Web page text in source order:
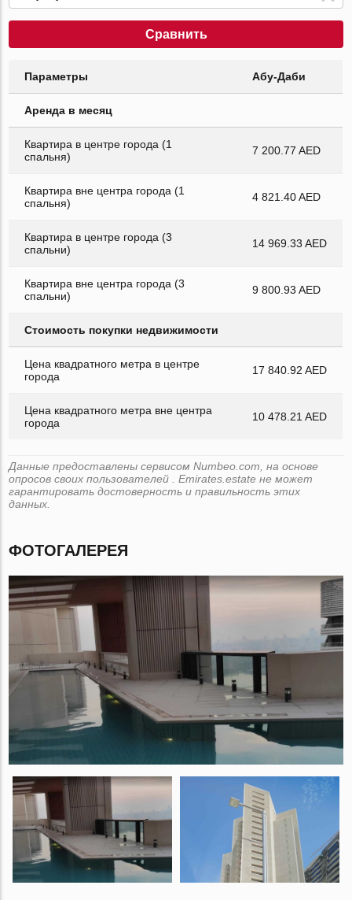
Сравнить
Параметры Абу-Даби
Аренда в месяц
Квартира в центре города (1
спальня)
7 200.77 AED
Квартира вне центра города (1
спальня)
4 821.40 AED
Квартира в центре города (3
спальни)
14 969.33 AED
Квартира вне центра города (3
спальни)
9 800.93 AED
Стоимость покупки недвижимости
Цена квадратного метра в центре
города
17 840.92 AED
Цена квадратного метра вне центра
города
10 478.21 AED
Данные предоставлены сервисом Numbeo.com, на основе
опросов своих пользователей . Emirates.estate не может
гарантировать достоверность и правильность этих
данных.
ФОТОГАЛЕРЕЯ